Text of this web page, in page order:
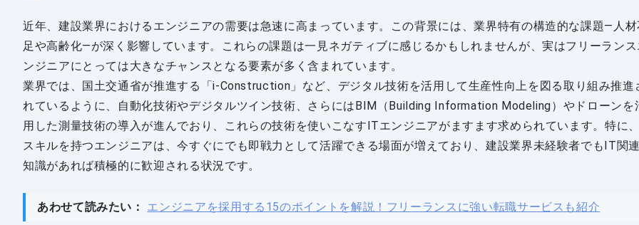
近年、建設業界におけるエンジニアの需要は急速に高まっています。この背景には、業界特有の構造的な課題—人材
足や高齢化—が深く影響しています。これらの課題は一見ネガティブに感じるかもしれませんが、実はフリーランス
ンジニアにとっては大きなチャンスとなる要素が多く含まれています。
業界では、国土交通省が推進する「i-Construction」など、デジタル技術を活用して生産性向上を図る取り組み推進
れているように、自動化技術やデジタルツイン技術、さらにはBIM（Building Information Modeling）やドローンを
用した測量技術の導入が進んでおり、これらの技術を使いこなすITエンジニアがますます求められています。特に
スキルを持つエンジニアは、今すぐにでも即戦力として活躍できる場面が増えており、建設業界未経験者でもIT関
知識があれば積極的に歓迎される状況です。
あわせて読みたい： エンジニアを採用する15のポイントを解説！フリーランスに強い転職サービスも紹介